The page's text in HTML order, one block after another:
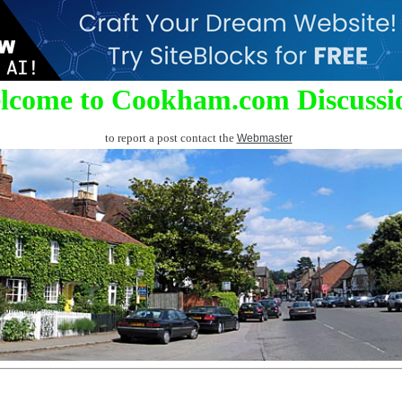
to Cookham.com
to report a post contact the Webmaster